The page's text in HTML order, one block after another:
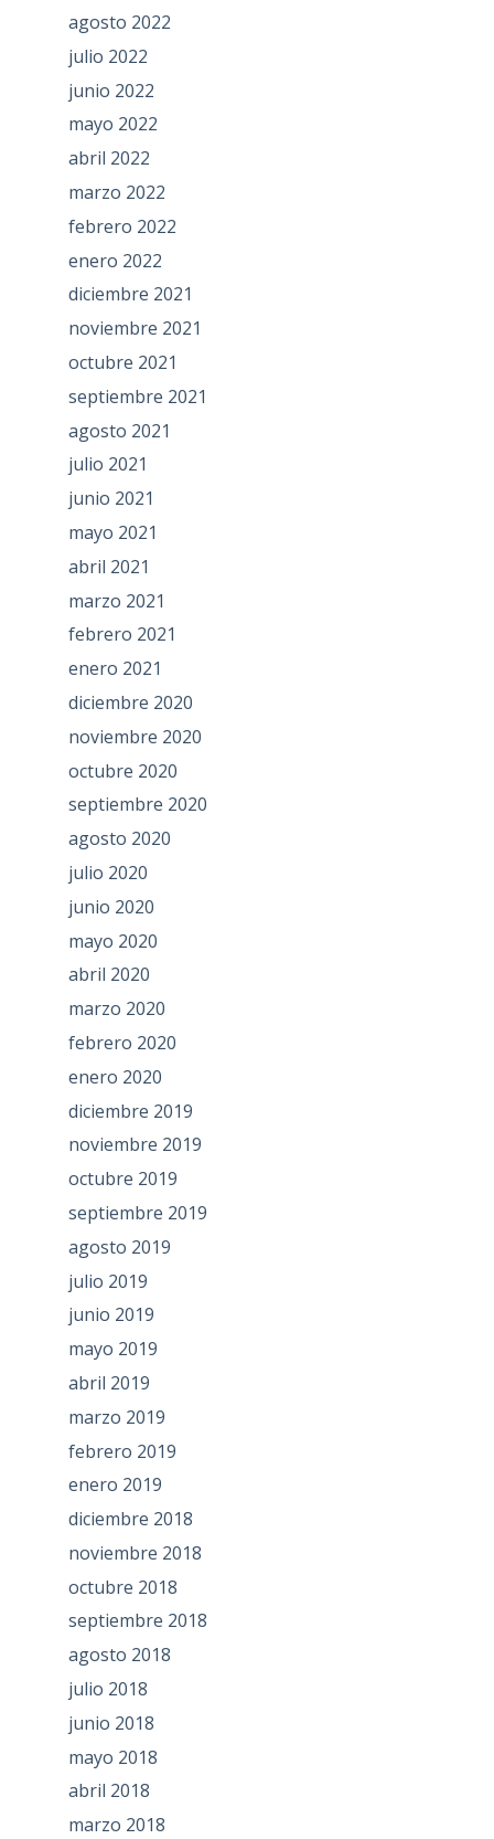
agosto 2022
julio 2022
junio 2022
mayo 2022
abril 2022
marzo 2022
febrero 2022
enero 2022
diciembre 2021
noviembre 2021
octubre 2021
septiembre 2021
agosto 2021
julio 2021
junio 2021
mayo 2021
abril 2021
marzo 2021
febrero 2021
enero 2021
diciembre 2020
noviembre 2020
octubre 2020
septiembre 2020
agosto 2020
julio 2020
junio 2020
mayo 2020
abril 2020
marzo 2020
febrero 2020
enero 2020
diciembre 2019
noviembre 2019
octubre 2019
septiembre 2019
agosto 2019
julio 2019
junio 2019
mayo 2019
abril 2019
marzo 2019
febrero 2019
enero 2019
diciembre 2018
noviembre 2018
octubre 2018
septiembre 2018
agosto 2018
julio 2018
junio 2018
mayo 2018
abril 2018
marzo 2018